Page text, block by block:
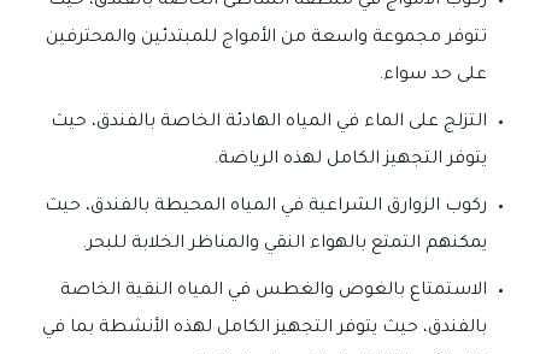
تتوفر مجموعة واسعة من الأمواج للمبتدئين والمحترفين
على حد سواء.
التزلج على الماء في المياه الهادئة الخاصة بالفندق، حيث
يتوفر التجهيز الكامل لهذه الرياضة.
ركوب الزوارق الشراعية في المياه المحيطة بالفندق، حيث
يمكنهم التمتع بالهواء النقي والمناظر الخلابة للبحر.
الاستمتاع بالغوص والغطس في المياه النقية الخاصة
بالفندق، حيث يتوفر التجهيز الكامل لهذه الأنشطة بما في